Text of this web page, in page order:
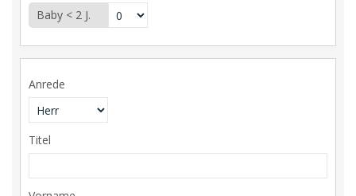
Baby < 2 J.
Anrede
Titel